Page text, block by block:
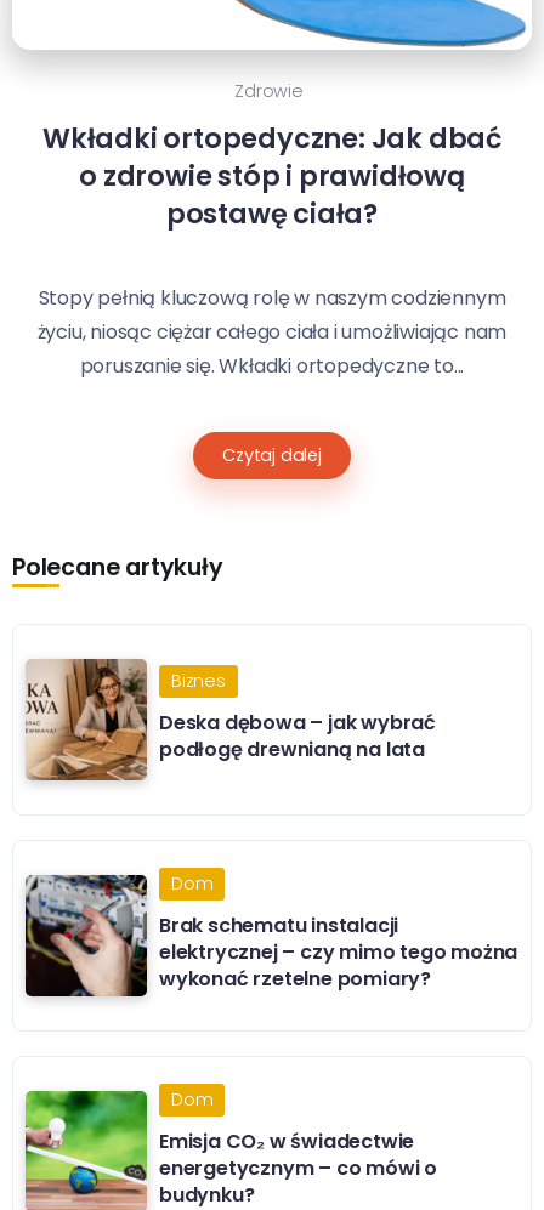
Zdrowie
Wkładki ortopedyczne: Jak dbać
o zdrowie stóp i prawidłową
postawę ciała?
Stopy pełnią kluczową rolę w naszym codziennym
życiu, niosąc ciężar całego ciała i umożliwiając nam
poruszanie się. Wkładki ortopedyczne to...
Czytaj dalej
Polecane artykuły
Biznes
Deska dębowa – jak wybrać
podłogę drewnianą na lata
Dom
Brak schematu instalacji
elektrycznej – czy mimo tego można
wykonać rzetelne pomiary?
Dom
Emisja CO₂ w świadectwie
energetycznym – co mówi o
budynku?